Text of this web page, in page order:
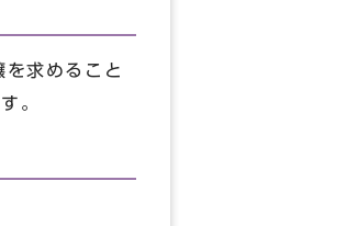
求めること
。